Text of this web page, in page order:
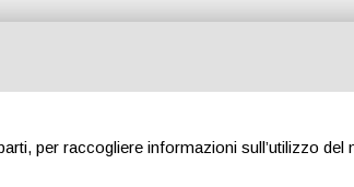
per raccogliere informazioni sull’utilizzo